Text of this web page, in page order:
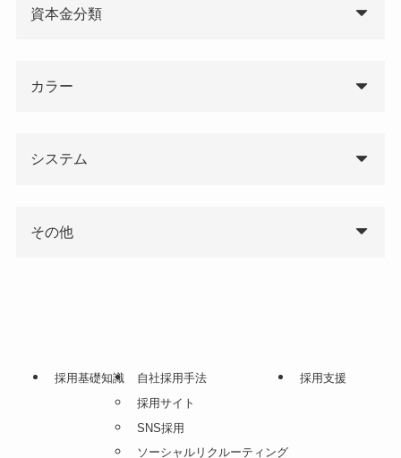
資本金分類
カラー
システム
その他
採用基礎知識
自社採用手法
採用サイト
SNS採用
ソーシャルリクルーティング
採用支援